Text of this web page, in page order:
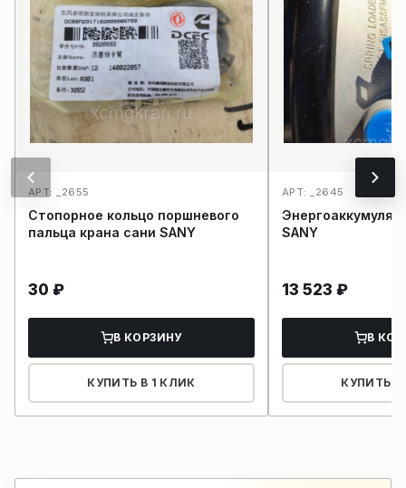
АРТ: _2655
Стопорное кольцо поршневого
пальца крана сани SANY
30 ₽
В КОРЗИНУ
КУПИТЬ В 1 КЛИК
АРТ: _2645
SANY
13 523 ₽
В
КУПИТЬ В